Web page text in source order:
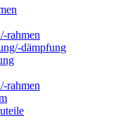
rahmen
dämpfung
rahmen